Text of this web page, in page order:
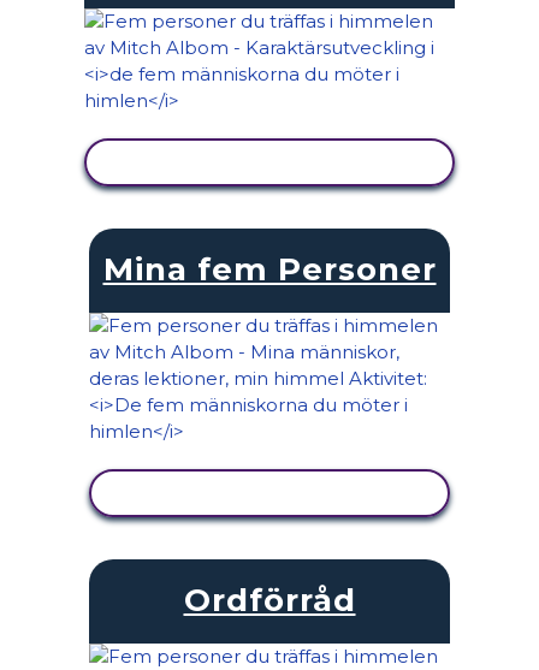
Mina fem Personer
Ordförråd